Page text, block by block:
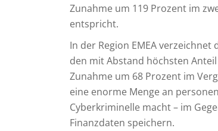
Zunahme um 119 Prozent im
entspricht.
In der Region EMEA
den mit Abstand höchsten
Zunahme um 68 Prozent im
eine enorme Menge an
Cyberkriminelle macht – im
Finanzdaten speichern.